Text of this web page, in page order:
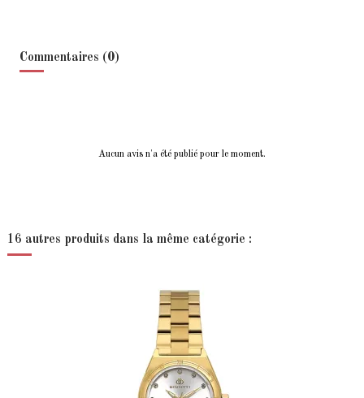
Commentaires (0)
Aucun avis n'a été publié pour le moment.
16 autres produits dans la même catégorie :